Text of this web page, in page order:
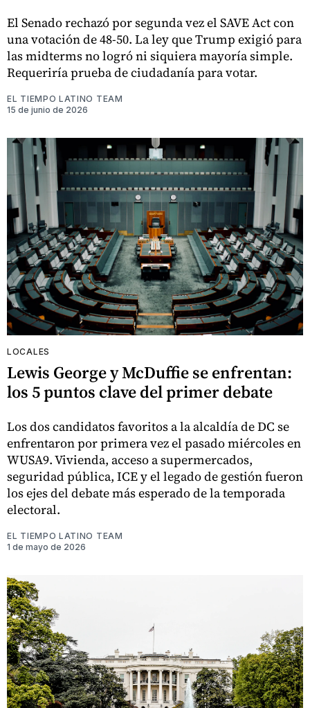
El Senado rechazó por segunda vez el SAVE Act con
una votación de 48-50. La ley que Trump exigió para
las midterms no logró ni siquiera mayoría simple.
Requeriría prueba de ciudadanía para votar.
EL TIEMPO LATINO TEAM
15 de junio de 2026
LOCALES
Lewis George y McDuffie se enfrentan:
los 5 puntos clave del primer debate
Los dos candidatos favoritos a la alcaldía de DC se
enfrentaron por primera vez el pasado miércoles en
WUSA9. Vivienda, acceso a supermercados,
seguridad pública, ICE y el legado de gestión fueron
los ejes del debate más esperado de la temporada
electoral.
EL TIEMPO LATINO TEAM
1 de mayo de 2026